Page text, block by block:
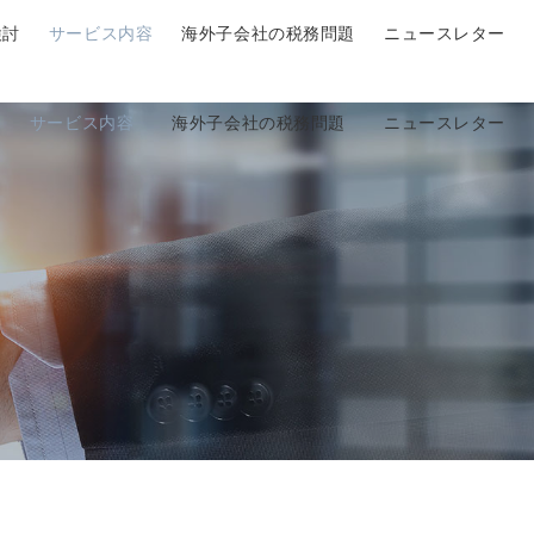
サービス内容 海外子会社の税務問題 ニュースレター
サービス内容 海外子会社の税務問題 ニュースレター